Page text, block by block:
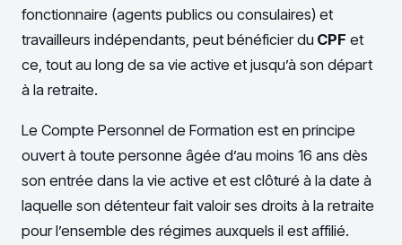
fonctionnaire (agents publics ou consulaires) et
travailleurs indépendants, peut bénéficier du CPF et
ce, tout au long de sa vie active et jusqu’à son départ
à la retraite.
Le Compte Personnel de Formation est en principe
ouvert à toute personne âgée d’au moins 16 ans dès
son entrée dans la vie active et est clôturé à la date à
laquelle son détenteur fait valoir ses droits à la retraite
pour l’ensemble des régimes auxquels il est affilié.